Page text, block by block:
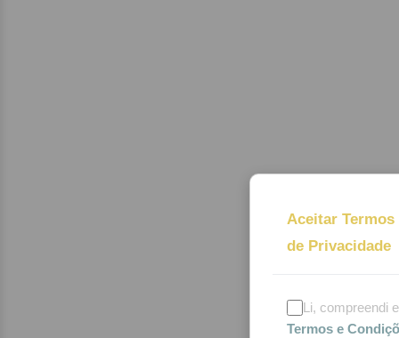
Aceitar
de Privacidade
Li, compreendi
Termos e